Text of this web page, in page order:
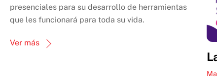
presenciales para su desarrollo de herramientas
que les funcionará para toda su vida.
Ver más